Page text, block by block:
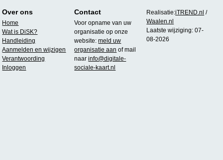
Over ons
Home
Wat is DiSK?
Handleiding
Aanmelden en wijzigen
Verantwoording
Inloggen
Contact
Voor opname van uw
organisatie op onze
website:meld uw
organisatie aan of mail
naarinfo@digitale-
sociale-kaart.nl
Realisatie:iTREND.nl /
Waalen.nl
Laatste wijziging: 07-
08-2026